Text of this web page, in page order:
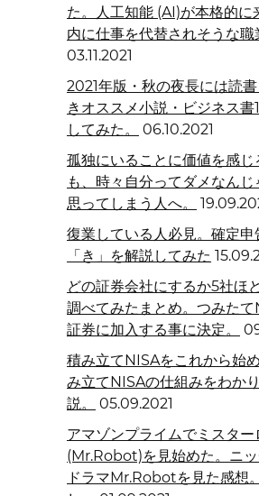
た。人工知能 (AI)が本格的に
内に仕事を代替されそうな職
03.11.2021
2021年版・秋の夜長には読
きオススメ小説・ビジネス書
してみた。
06.10.2021
孤独にいることに価値を感じ
も、時々自分ってダメなんじ
思ってしまう人へ。
復業している人必見。確定申
「き」を解説してみた
どの証券会社にするか5社ほ
調べてみたまとめ。つみた
証券に加入する事に決定。
積み立てNISAをこれから始
み立てNISAの仕組みをわか
説。
05.09.2021
アマゾンプライムでミスター
(Mr.Robot)を見始めた。ニ
ドラマMr.Robotを見た感想